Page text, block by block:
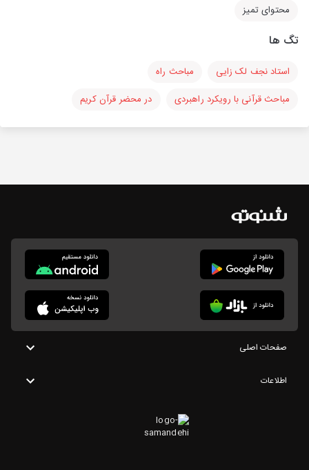
محتوای تمیز
تگ ها
استاد نجف لک زایی
مباحث راه
مباحث قرآنی با رویکرد راهبردی
در محضر قرآن کریم
صفحات اصلی
اطلاعات